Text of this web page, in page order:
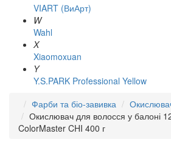
VIART (ВиАрт)
W
Wahl
X
Xiaomoxuan
Y
Y.S.PARK Professional Yellow
Фарби та біо-завивка
Окислювач для волосся у балоні
ColorMaster CHI 400 г